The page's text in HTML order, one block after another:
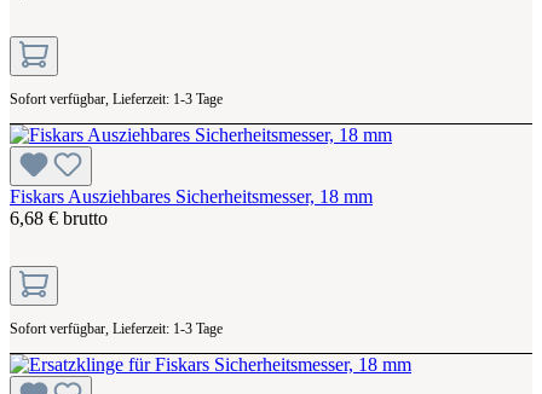
Sofort verfügbar, Lieferzeit: 1-3 Tage
Fiskars Ausziehbares Sicherheitsmesser, 18 mm
6,68 € brutto
Sofort verfügbar, Lieferzeit: 1-3 Tage